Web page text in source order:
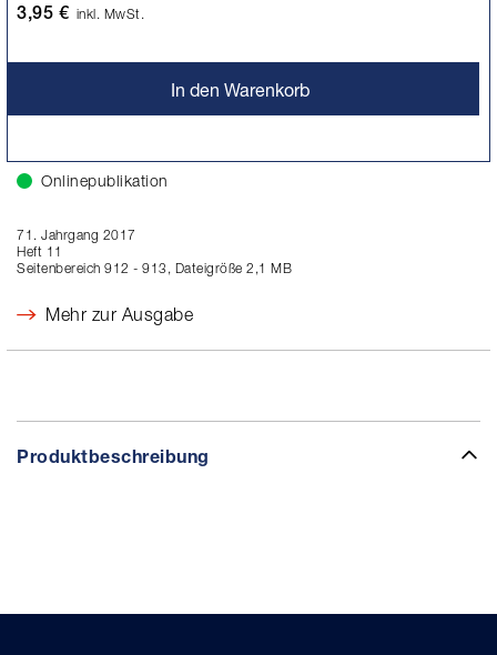
3,95 € inkl. MwSt.
In den Warenkorb
Onlinepublikation
71. Jahrgang 2017
Heft 11
Seitenbereich 912 - 913, Dateigröße 2,1 MB
Mehr zur Ausgabe
Produktbeschreibung